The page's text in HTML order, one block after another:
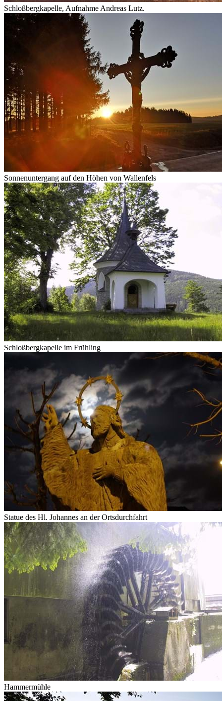
Schloßbergkapelle, Aufnahme Andreas Lutz.
Sonnenuntergang auf den Höhen von Wallenfels
Schloßbergkapelle im Frühling
Statue des Hl. Johannes an der Ortsdurchfahrt
Hammermühle